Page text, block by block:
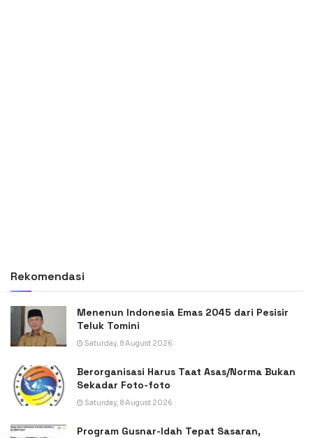
Rekomendasi
Menenun Indonesia Emas 2045 dari Pesisir
Teluk Tomini
Saturday, 8 August 2026
Berorganisasi Harus Taat Asas/Norma Bukan
Sekadar Foto-foto
Saturday, 8 August 2026
Program Gusnar-Idah Tepat Sasaran,